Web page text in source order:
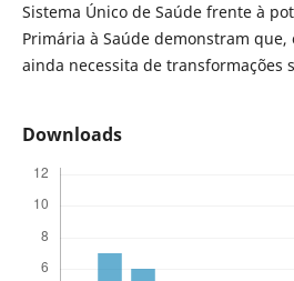
Sistema Único de Saúde frente à
Primária à Saúde demonstram que,
ainda necessita de transformações
Downloads